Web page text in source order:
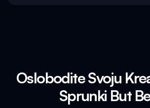
Oslobodite Svoju
Sprunki But